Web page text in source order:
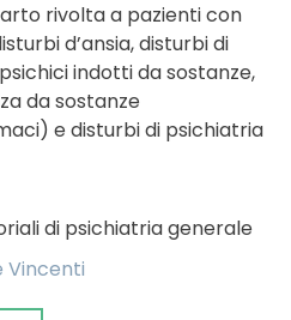
rivolta a pazienti con
d’ansia, disturbi di
indotti da sostanze,
da sostanze
e disturbi di psichiatria
di psichiatria generale
Vincenti